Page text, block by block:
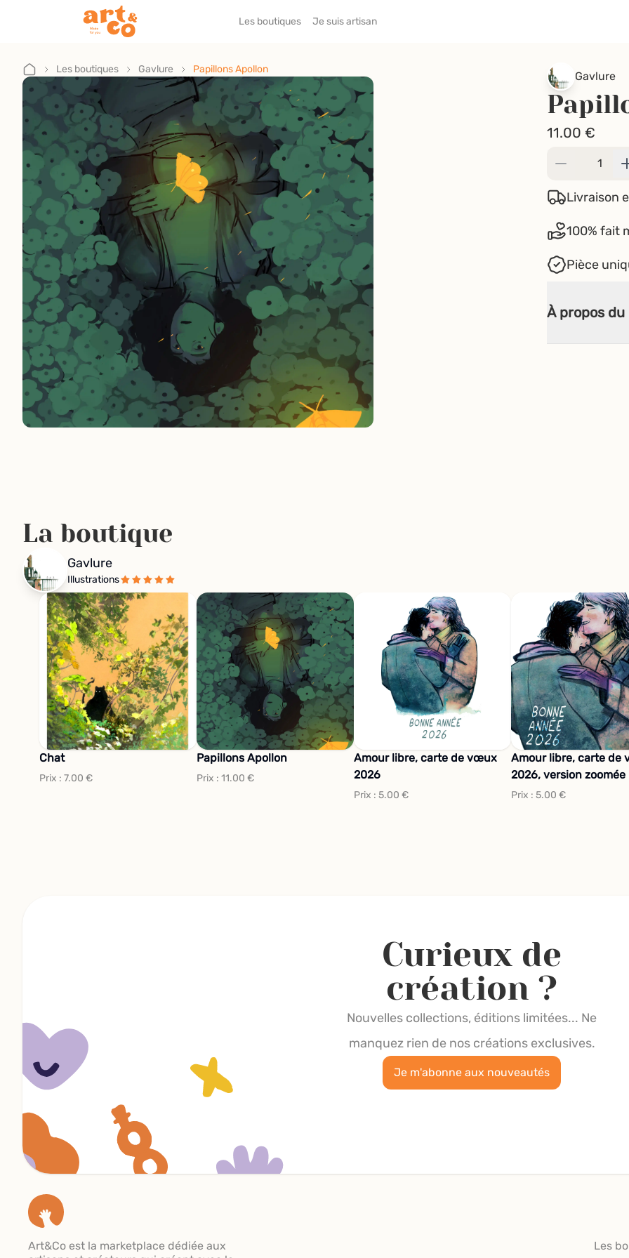
Les boutiques Je suis artisan
Les boutiques
Je suis artisan
Les boutiques Gavlure Papillons Apollon
Gavlure
11.00 €
Livraison
100% fait
Pièce
À propos
La boutique
Gavlure
Illustrations
Chat
Prix : 7.00 €
Papillons Apollon
Prix : 11.00 €
Amour libre, carte de vœux
2026
Prix : 5.00 €
Amour libre, carte de
2026, version zoomée
Prix : 5.00 €
Curieux de
création ?
Nouvelles collections, éditions limitées... Ne
manquez rien de nos créations exclusives.
Je m'abonne aux nouveautés
Art&Co est la marketplace dédiée aux
Les